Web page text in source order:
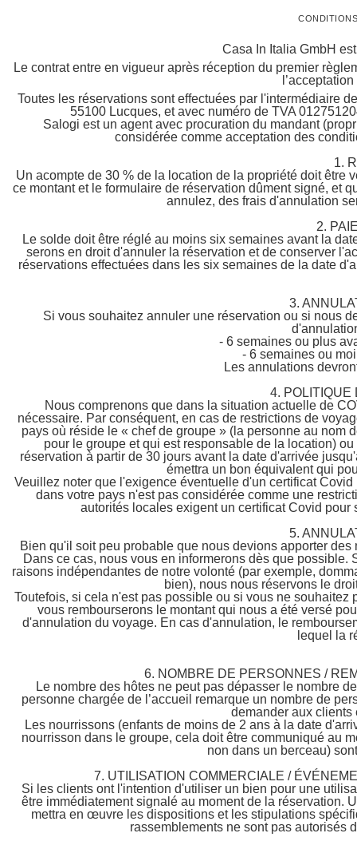
Casa In Italia GmbH
Le contrat entre en vigueur après réception du premier
Toutes les réservations sont effectuées par l'intermédiaire
55100 Lucques, et avec numéro de TVA
Salogi est un agent avec procuration du mandant
considérée comme acceptation des
1.
Un acompte de 30 % de la location de la propriété doit être
ce montant et le formulaire de réservation dûment signé, et
annulez, des frais d'annulation
2.
Le solde doit être réglé au moins six semaines avant la
serons en droit d'annuler la réservation et de conserver
réservations effectuées dans les six semaines de la date
3.
Si vous souhaitez annuler une réservation ou si nous
- 6 semaines ou plus
- 6 semaines ou
Les annulations
4. POLITIQUE
Nous comprenons que dans la situation actuelle de
nécessaire. Par conséquent, en cas de restrictions de
pays où réside le « chef de groupe » (la personne au nom
pour le groupe et qui est responsable de la location)
réservation à partir de 30 jours avant la date d'arrivée
émettra un bon équivalent qui
Veuillez noter que l'exigence éventuelle d'un certificat
dans votre pays n'est pas considérée comme une
autorités locales exigent un certificat Covid
5.
Bien qu'il soit peu probable que nous devions apporter
Dans ce cas, nous vous en informerons dès que
raisons indépendantes de notre volonté (par exemple,
bien), nous nous réservons le
Toutefois, si cela n'est pas possible ou si vous ne
vous rembourserons le montant qui nous a été versé
d'annulation du voyage. En cas d'annulation, le
lequel la
6. NOMBRE DE PERSONNES /
Le nombre des hôtes ne peut pas dépasser le nombre
personne chargée de l’accueil remarque un nombre de
demander aux clients
Les nourrissons (enfants de moins de 2 ans à la date
nourrisson dans le groupe, cela doit être communiqué au
non dans un berceau)
7. UTILISATION COMMERCIALE /
Si les clients ont l'intention d'utiliser un bien pour une
être immédiatement signalé au moment de la réservation.
mettra en œuvre les dispositions et les stipulations
rassemblements ne sont pas autorisés